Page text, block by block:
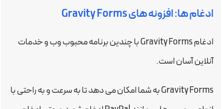
ادغام ها: افزونه های Gravity Forms
ادغام Gravity Forms با چندین برنامه محبوب وب و خدمات
آنلاین آسان است.
Gravity Forms به شما امکان می دهد تا به سرعت و به راحتی با